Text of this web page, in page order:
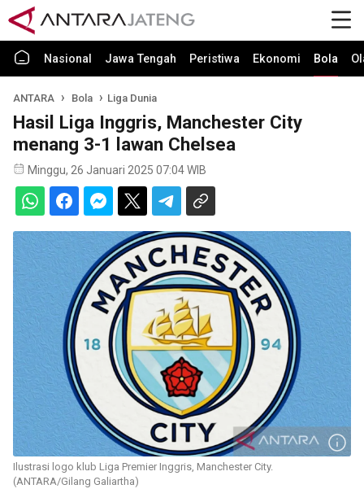
Nasional Jawa Tengah Peristiwa Ekonomi Bola
ANTARA Bola Liga Dunia
Hasil Liga Inggris, Manchester City
menang 3-1 lawan Chelsea
Minggu, 26 Januari 2025 07:04 WIB
Ilustrasi logo klub Liga Premier Inggris, Manchester City.
(ANTARA/Gilang Galiartha)